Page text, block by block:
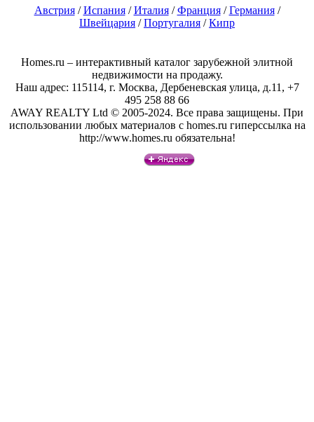
Австрия/Испания/Италия/Франция/Германия/
Швейцария /Португалия /Кипр
Homes.ru – интерактивный каталог зарубежной элитной
недвижимости на продажу.
Наш адрес: 115114, г. Москва, Дербеневская улица, д.11, +7
495 258 88 66
AWAY REALTY Ltd © 2005-2024. Все права защищены. При
использовании любых материалов с homes.ru гиперссылка на
http://www.homes.ru обязательна!